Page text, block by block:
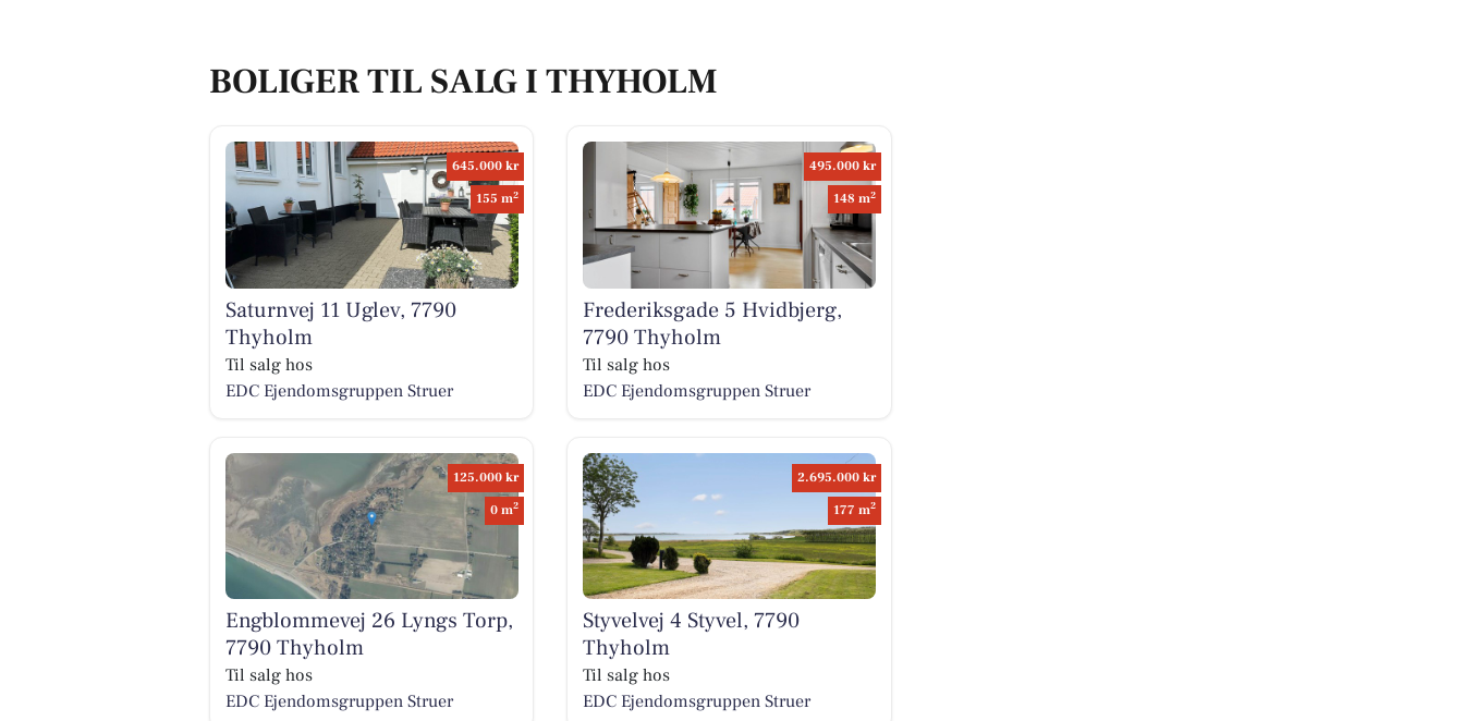
BOLIGER TIL SALG I THYHOLM
645.000 kr
155 m2
Saturnvej 11 Uglev, 7790
Thyholm
Til salg hos
EDC Ejen­doms­grup­pen Struer
495.000 kr
148 m2
Frederiksgade 5 Hvidbjerg,
7790 Thyholm
Til salg hos
EDC Ejen­doms­grup­pen Struer
125.000 kr
0 m2
Engblommevej 26 Lyngs Torp,
7790 Thyholm
Til salg hos
EDC Ejen­doms­grup­pen Struer
2.695.000 kr
177 m2
Styvelvej 4 Styvel, 7790
Thyholm
Til salg hos
EDC Ejen­doms­grup­pen Struer